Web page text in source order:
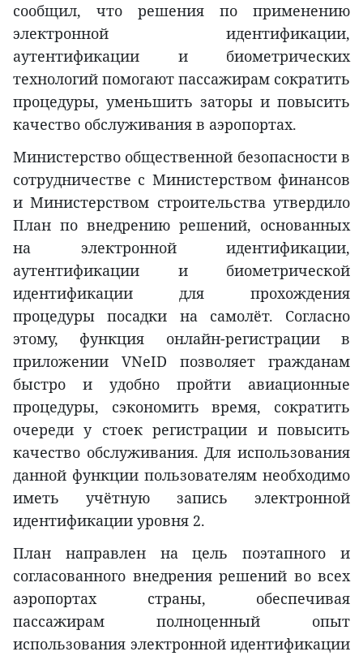
сообщил, что решения по применению
электронной идентификации,
аутентификации и биометрических
технологий помогают пассажирам сократить
процедуры, уменьшить заторы и повысить
качество обслуживания в аэропортах.
Министерство общественной безопасности в
сотрудничестве с Министерством финансов
и Министерством строительства утвердило
План по внедрению решений, основанных
на электронной идентификации,
аутентификации и биометрической
идентификации для прохождения
процедуры посадки на самолёт. Согласно
этому, функция онлайн-регистрации в
приложении VNeID позволяет гражданам
быстро и удобно пройти авиационные
процедуры, сэкономить время, сократить
очереди у стоек регистрации и повысить
качество обслуживания. Для использования
данной функции пользователям необходимо
иметь учётную запись электронной
идентификации уровня 2.
План направлен на цель поэтапного и
согласованного внедрения решений во всех
аэропортах страны, обеспечивая
пассажирам полноценный опыт
использования электронной идентификации